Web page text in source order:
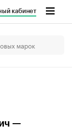
кабинет
—